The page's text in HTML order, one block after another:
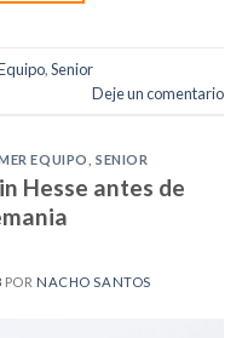
,Senior
Deje un comentario
EQUIPO SENIOR
Hesse antes de
POR NACHO SANTOS